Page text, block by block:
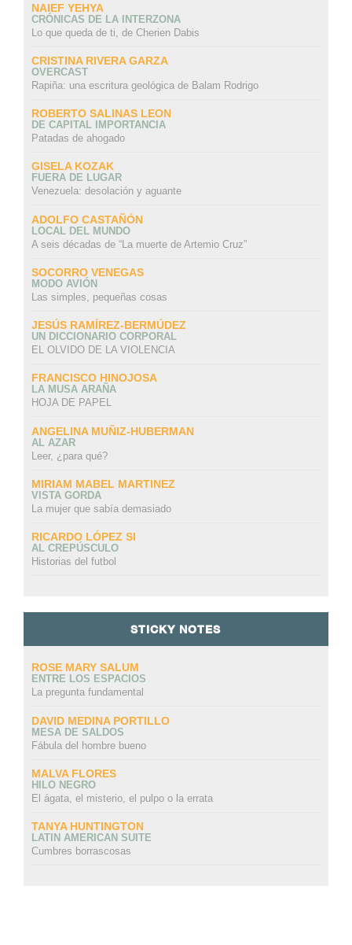
NAIEF YEHYA
CRÓNICAS DE LA INTERZONA
Lo que queda de ti, de Cherien Dabis
CRISTINA RIVERA GARZA
OVERCAST
Rapiña: una escritura geológica de Balam Rodrigo
ROBERTO SALINAS LEON
DE CAPITAL IMPORTANCIA
Patadas de ahogado
GISELA KOZAK
FUERA DE LUGAR
Venezuela: desolación y aguante
ADOLFO CASTAÑÓN
LOCAL DEL MUNDO
A seis décadas de “La muerte de Artemio Cruz”
SOCORRO VENEGAS
MODO AVIÓN
Las simples, pequeñas cosas
JESÚS RAMÍREZ-BERMÚDEZ
UN DICCIONARIO CORPORAL
EL OLVIDO DE LA VIOLENCIA
FRANCISCO HINOJOSA
LA MUSA ARAÑA
HOJA DE PAPEL
ANGELINA MUÑIZ-HUBERMAN
AL AZAR
Leer, ¿para qué?
MIRIAM MABEL MARTINEZ
VISTA GORDA
La mujer que sabía demasiado
RICARDO LÓPEZ SI
AL CREPÚSCULO
Historias del futbol
STICKY NOTES
ROSE MARY SALUM
ENTRE LOS ESPACIOS
La pregunta fundamental
DAVID MEDINA PORTILLO
MESA DE SALDOS
Fábula del hombre bueno
MALVA FLORES
HILO NEGRO
El ágata, el misterio, el pulpo o la errata
TANYA HUNTINGTON
LATIN AMERICAN SUITE
Cumbres borrascosas